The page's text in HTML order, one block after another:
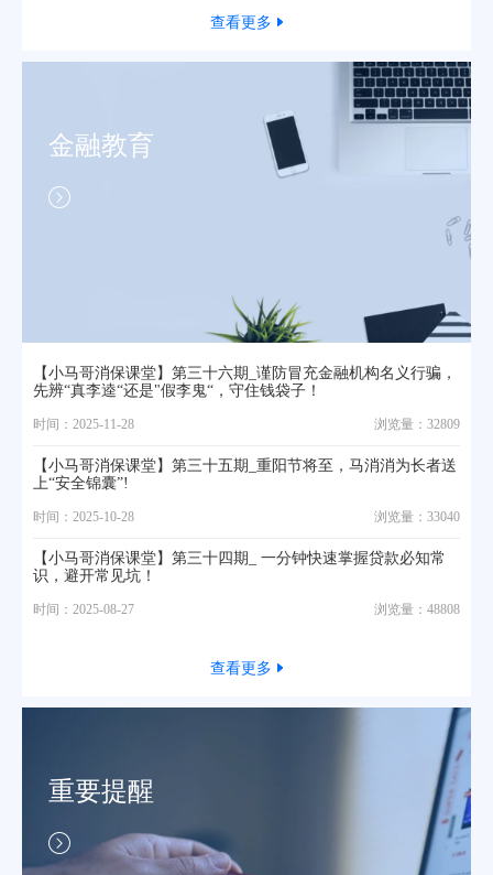
查看更多
金融教育
【小马哥消保课堂】第三十六期_谨防冒充金融机构名义行骗，
先辨“真李逵“还是"假李鬼“，守住钱袋子！
时间：2025-11-28 浏览量：32809
【小马哥消保课堂】第三十五期_重阳节将至，马消消为长者送
上“安全锦囊”!
时间：2025-10-28 浏览量：33040
【小马哥消保课堂】第三十四期_ 一分钟快速掌握贷款必知常
识，避开常见坑！
时间：2025-08-27 浏览量：48808
查看更多
重要提醒